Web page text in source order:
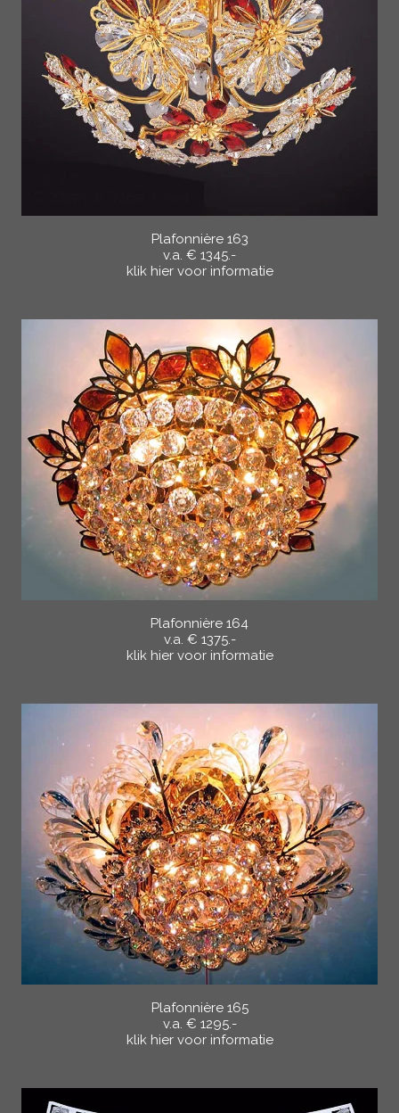
Plafonnière 163
v.a. € 1345.-
klik hier voor informatie
Plafonnière 164
v.a. € 1375.-
klik hier voor informatie
Plafonnière 165
v.a. € 1295.-
klik hier voor informatie